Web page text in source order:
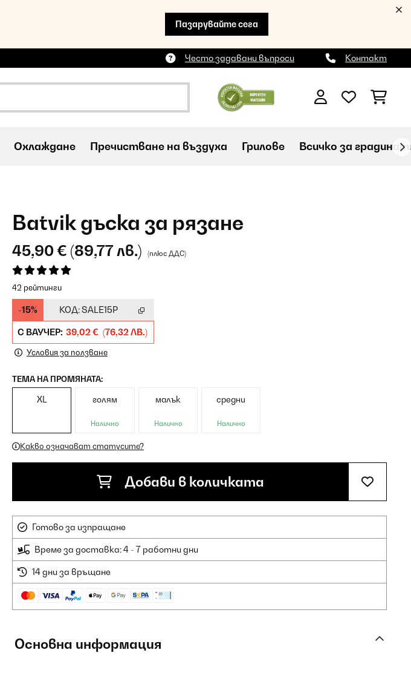
Пазарувайте сега
Често задавани въпроси Контакт
Охлаждане Пречистване на въздуха Грилове Всичко за
Batvik дъска за рязане
45,90 € (89,77 лв.) (плюс ДДС)
42 рейтинги
-15% КОД:SALE15P
С ВАУЧЕР: 39,02 € (76,32 ЛВ.)
Условия за ползване
ТЕМА НА ПРОМЯНАТА:
XL голям
Налично
малък
Налично
средни
Налично
Какво означават статусите?
Добави в количката
Готово за изпращане
Време за доставка: 4 - 7 работни дни
14 дни за връщане
Основна информация